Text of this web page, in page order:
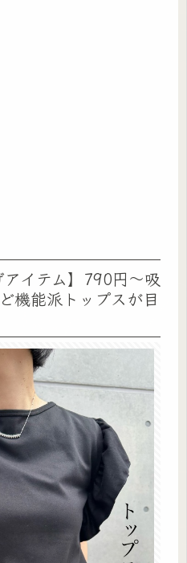
アイテム】790円〜吸
機能派トップスが目